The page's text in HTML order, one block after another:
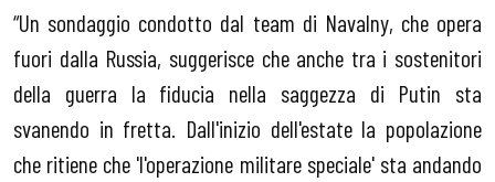
“Un sondaggio condotto dal team di Navalny, che opera
fuori dalla Russia, suggerisce che anche tra i sostenitori
della guerra la fiducia nella saggezza di Putin sta
svanendo in fretta. Dall'inizio dell'estate la popolazione
che ritiene che 'l'operazione militare speciale' sta andando